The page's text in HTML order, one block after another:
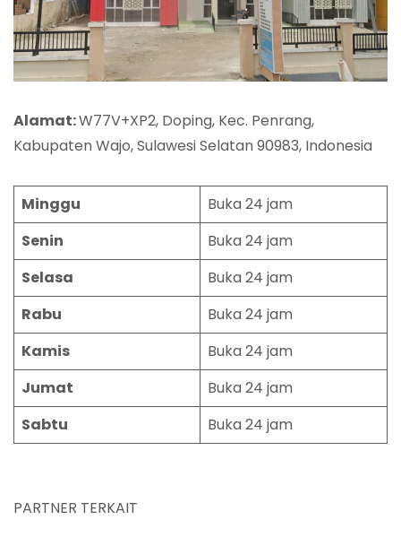
Alamat:W77V+XP2, Doping, Kec. Penrang,
Kabupaten Wajo, Sulawesi Selatan 90983, Indonesia
Minggu
Buka 24 jam
Senin
Buka 24 jam
Selasa
Buka 24 jam
Rabu
Buka 24 jam
Kamis
Buka 24 jam
Jumat
Buka 24 jam
Sabtu
Buka 24 jam
PARTNER TERKAIT